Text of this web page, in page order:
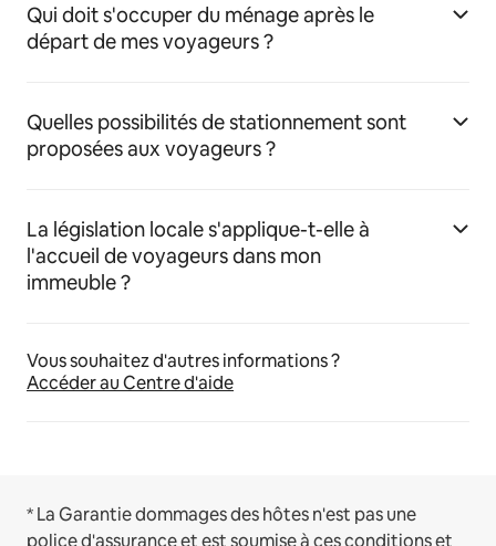
Qui doit s'occuper du ménage après le
départ de mes voyageurs ?
Quelles possibilités de stationnement sont
proposées aux voyageurs ?
La législation locale s'applique-t-elle à
l'accueil de voyageurs dans mon
immeuble ?
Vous souhaitez d'autres informations ?
Accéder au Centre d'aide
* La Garantie dommages des hôtes n'est pas une
police d'assurance et est soumise à cesconditions et